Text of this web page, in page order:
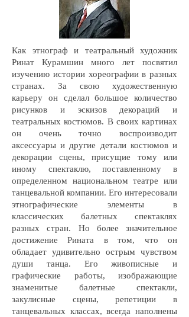
Как этнограф и театральный художник
Ринат Курамшин много лет посвятил
изучению истории хореографии в разных
странах. За свою художественную
карьеру он сделал большое количество
рисунков и эскизов декораций и
театральных костюмов. В своих картинах
он очень точно воспроизводит
аксессуары и другие детали костюмов и
декорации сцены, присущие тому или
иному спектаклю, поставленному в
определенном национальном театре или
танцевальной компании. Его интересовали
этнографические элементы в
классических балетных спектаклях
разных стран. Но более значительное
достижение Рината в том, что он
обладает удивительно острым чувством
души танца. Его живописные и
графические работы, изображающие
знаменитые балетные спектакли,
закулисные сцены, репетиции в
танцевальных классах, всегда наполнены